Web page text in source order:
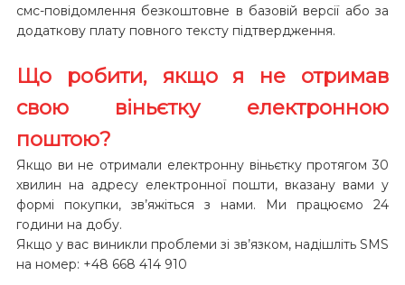
смс-повідомлення безкоштовне в базовій версії або за
додаткову плату повного тексту підтвердження.
Що робити, якщо я не отримав
свою віньєтку електронною
поштою?
Якщо ви не отримали електронну віньєтку протягом 30
хвилин на адресу електронної пошти, вказану вами у
формі покупки, зв’яжіться з нами. Ми працюємо 24
години на добу.
Якщо у вас виникли проблеми зі зв’язком, надішліть SMS
на номер: +48 668 414 910